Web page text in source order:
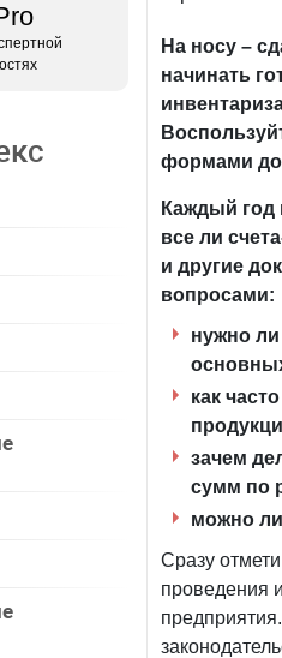
На носу –
начинать
формами
Каждый год
все ли
и другие
вопросами:
нужно
как
зачем
сумм по
можно
Сразу
проведения